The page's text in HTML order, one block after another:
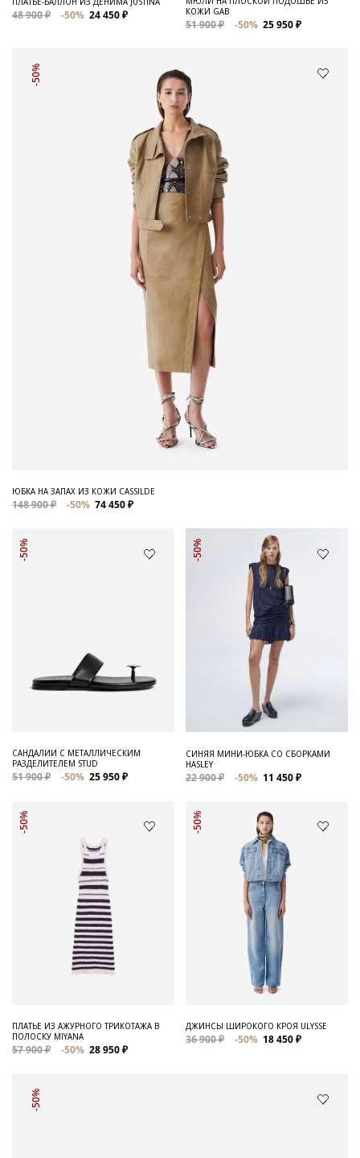
48 900 ₽ -50% 24 450 ₽
КОЖИ GAB
51 900 ₽ -50% 25 950 ₽
-50%
ЮБКА НА ЗАПАХ ИЗ КОЖИ CASSILDE
148 900 ₽ -50% 74 450 ₽
-50%
САНДАЛИИ С МЕТАЛЛИЧЕСКИМ
РАЗДЕЛИТЕЛЕМ STUD
51 900 ₽ -50% 25 950 ₽
-50%
СИНЯЯ МИНИ-ЮБКА СО СБОРКАМИ
HASLEY
22 900 ₽ -50% 11 450 ₽
-50%
ПЛАТЬЕ ИЗ АЖУРНОГО ТРИКОТАЖА В
ПОЛОСКУ MIYANA
57 900 ₽ -50% 28 950 ₽
-50%
ДЖИНСЫ ШИРОКОГО КРОЯ ULYSSE
36 900 ₽ -50% 18 450 ₽
-50%